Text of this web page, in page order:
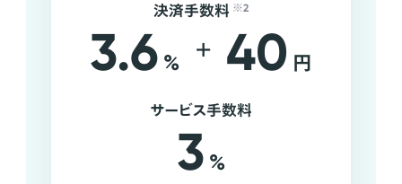
決済手数料 ※2
3.6 % + 40 円
サービス手数料
3 %